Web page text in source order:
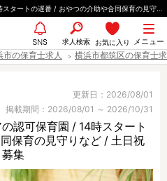
都筑ふれあいの丘駅エリアの認可保育園 / 14時スタートの遅番 / おやつの介助や合同保育の見守りなど / 土日祝休み
メニュー
お気に入り
求人検索
SNS
市の保育士求人 横浜市都筑区の保育士
更新日：2026/08/01
掲載期間：2026/08/01 ～ 2026/10/31
認可保育園 / 14時スタート
保育の見守りなど / 土日祝
集